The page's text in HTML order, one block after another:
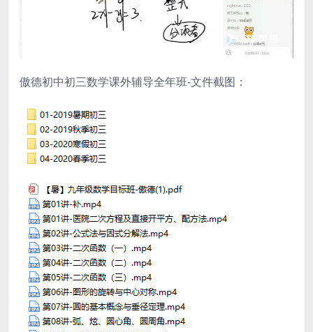
傲德初中初三数学课外辅导全年班-文件截图：